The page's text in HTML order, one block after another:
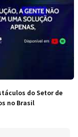
do Setor de
no Brasil